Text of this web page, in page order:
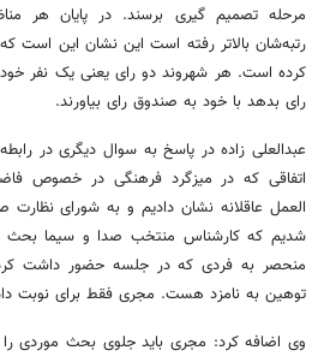
مرحله تصمیم گیری برسند. در پایان هر
رتبه‌شان بالاتر رفته است این نشان این است
کرده است. هر شهروند دو رای یعنی یک نفر
رای بدهد با خود به صندوق رای بیاورند.
عبدالعلی زاده در پاسخ به سوال دیگری در
اتفاقی که در میزگرد فرهنگی در خصوص
العمل عاقلانه نشان دادیم و به شورای
شدیم که کارشناس منتخب صدا و سیما بحث
منحصر به فردی که در جلسه حضور داشت
توهین به نامزد هست. مجری فقط برای نوبت
وی اضافه کرد: مجری باید جلوی بحث موردی